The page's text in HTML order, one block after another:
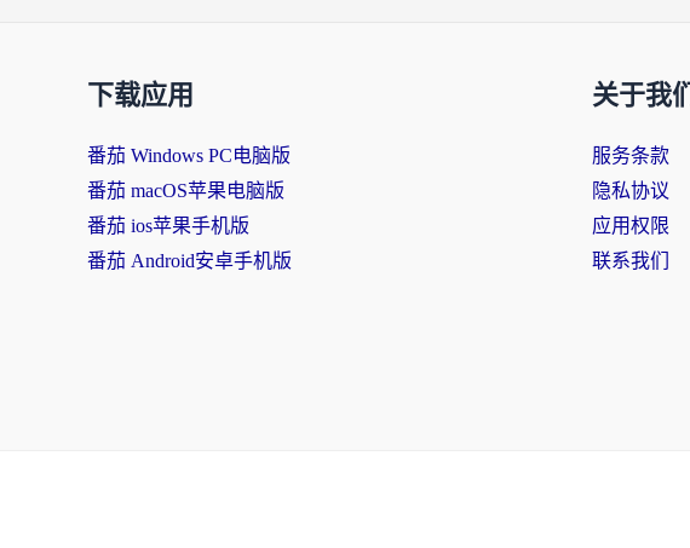
下载应用
番茄 Windows PC电脑版
番茄 macOS苹果电脑版
番茄 ios苹果手机版
番茄 Android安卓手机版
关于我们
服务条款
隐私协议
应用权限
联系我们